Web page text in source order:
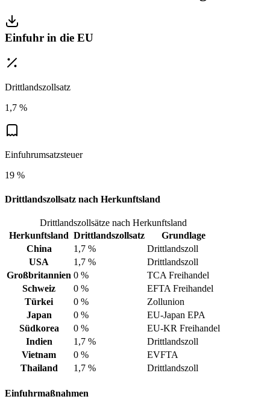
Einfuhr in die EU
Drittlandszollsatz
1,7 %
Einfuhrumsatzsteuer
19 %
Drittlandszollsatz nach Herkunftsland
Drittlandszollsätze nach Herkunftsland
Herkunftsland Drittlandszollsatz
Grundlage
China
1,7 %
Drittlandszoll
USA
1,7 %
Drittlandszoll
Großbritannien 0 %
TCA Freihandel
Schweiz
0 %
EFTA Freihandel
Türkei
0 %
Zollunion
Japan
0 %
EU-Japan EPA
Südkorea
0 %
EU-KR Freihandel
Indien
1,7 %
Drittlandszoll
Vietnam
0 %
EVFTA
Thailand
1,7 % Drittlandszoll
Einfuhrmaßnahmen